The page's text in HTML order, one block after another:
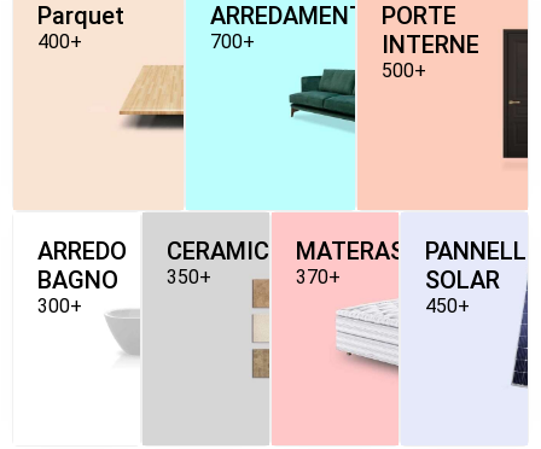
Parquet
400+
ARREDAMENTO
700+
PORTE
INTERNE
500+
ARREDO
BAGNO
300+
CERAMICHE
350+
MATERASSI
370+
PANNELLI-
SOLAR
450+